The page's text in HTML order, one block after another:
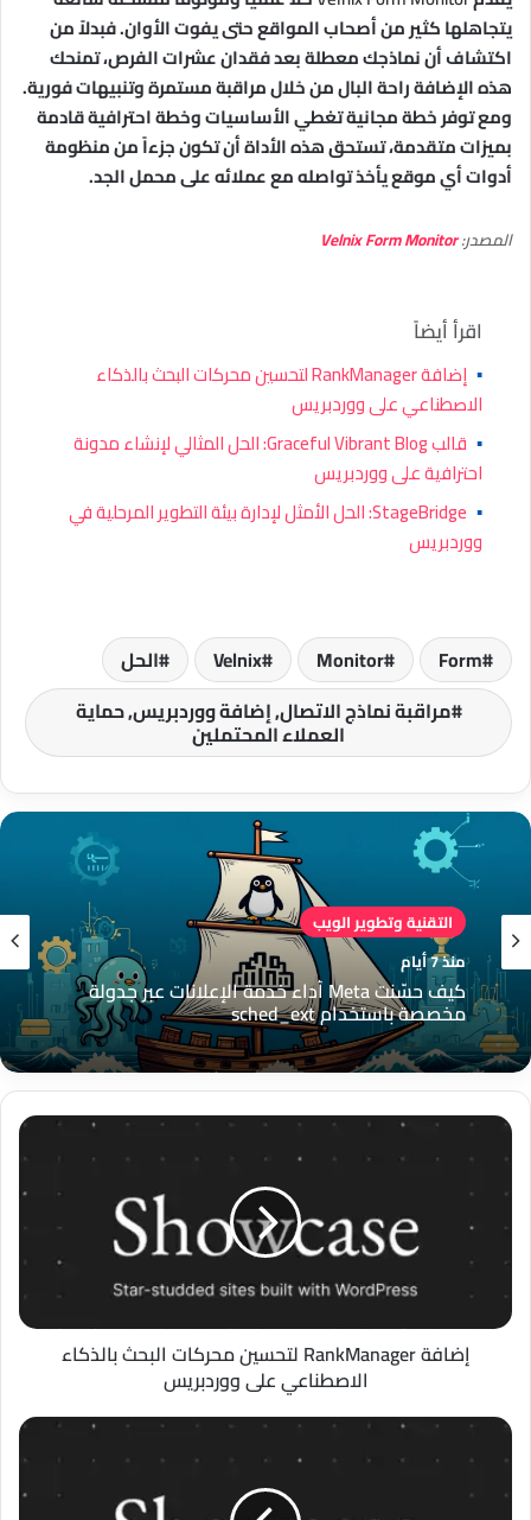
يتجاهلها كثير من أصحاب المواقع حتى يفوت الأوان. فبدلاً من
اكتشاف أن نماذجك معطلة بعد فقدان عشرات الفرص، تمنحك
هذه الإضافة راحة البال من خلال مراقبة مستمرة وتنبيهات فورية.
ومع توفر خطة مجانية تغطي الأساسيات وخطة احترافية قادمة
بميزات متقدمة، تستحق هذه الأداة أن تكون جزءاً من منظومة
أدوات أي موقع يأخذ تواصله مع عملائه على محمل الجد.
المصدر:Velnix Form Monitor
اقرأ أيضاً
▪
إضافة RankManager لتحسين محركات البحث بالذكاء
الاصطناعي على ووردبريس
▪
قالب Graceful Vibrant Blog: الحل المثالي لإنشاء مدونة
احترافية على ووردبريس
▪
StageBridge: الحل الأمثل لإدارة بيئة التطوير المرحلية في
ووردبريس
Form
Monitor
Velnix
الحل
مراقبة نماذج الاتصال, إضافة ووردبريس, حماية
العملاء المحتملين
التقنية وتطوير الويب
منذ 7 أيام
كيف حسّنت Meta أداء خدمة الإعلانات عبر جدولة
مخصصة باستخدام sched_ext
التقنية وتطوير الويب
منذ 7 أيام
التمثيل الهرمي للاهتمامات: طبقة تمثيل ذكية
لتحسين إعلانات Meta في القمع العميق إضافة
RankManager
محركات
البحث
على
ووردبريس
إضافة RankManager لتحسين محركات البحث بالذكاء
الاصطناعي على ووردبريس
UD
Audit
الدليل